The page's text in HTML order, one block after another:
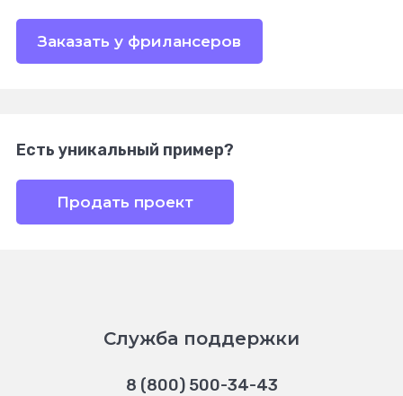
Заказать у фрилансеров
Есть уникальный пример?
Продать проект
Служба поддержки
8 (800) 500-34-43